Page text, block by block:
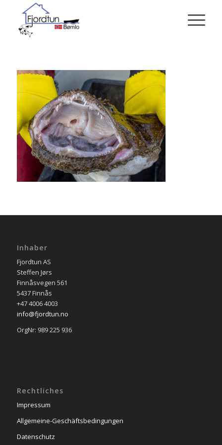
Inhaber
Fjordtun AS
Steffen Jørs
Finnåsvegen 561
5437 Finnås
+47 4006 4003
info@fjordtun.no
OrgNr: 989 225 936
Rechtliches
Impressum
Allgemeine-Geschäftsbedingungen
Datenschutz